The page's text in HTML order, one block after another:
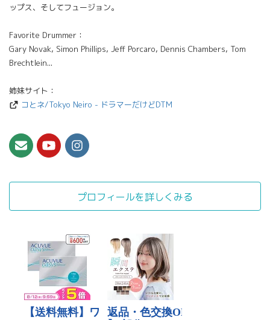
ップス、そしてフュージョン。
Favorite Drummer：
Gary Novak, Simon Phillips, Jeff Porcaro, Dennis Chambers, Tom
Brechtlein...
姉妹サイト：
コとネ/Tokyo Neiro - ドラマーだけどDTM
プロフィールを詳しくみる